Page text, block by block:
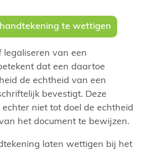
te wettigen
legaliseren van een
dat een daartoe
de echtheid van een
bevestigt. Deze
niet tot doel de echtheid
het document te bewijzen.
laten wettigen bij het